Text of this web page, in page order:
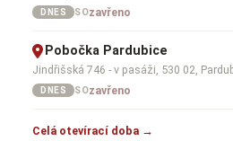
DNES SOzavřeno
Pobočka Pardubice
Jindřišská 746 - v pasáži, 530 02,
DNES SOzavřeno
Celá otevírací doba →